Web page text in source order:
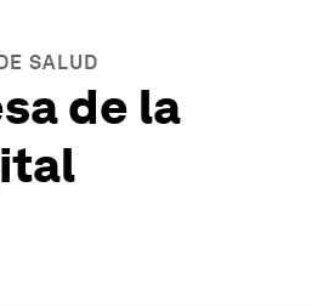
SALUD
de la